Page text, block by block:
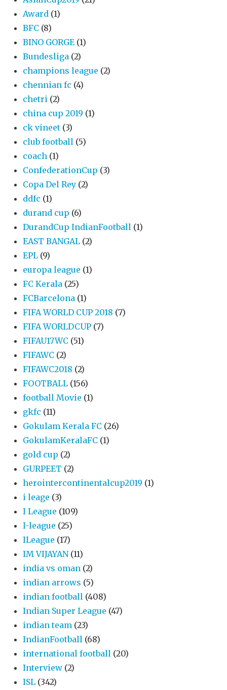
Award (1)
BFC (8)
BINO GORGE (1)
Bundesliga (2)
champions league (2)
chennian fc (4)
chetri (2)
china cup 2019 (1)
ck vineet (3)
club football (5)
coach (1)
ConfederationCup (3)
Copa Del Rey (2)
ddfc (1)
durand cup (6)
DurandCup IndianFootball (1)
EAST BANGAL (2)
EPL (9)
europa league (1)
FC Kerala (25)
FCBarcelona (1)
FIFA WORLD CUP 2018 (7)
FIFA WORLDCUP (7)
FIFAU17WC (51)
FIFAWC (2)
FIFAWC2018 (2)
FOOTBALL (156)
football Movie (1)
gkfc (11)
Gokulam Kerala FC (26)
GokulamKeralaFC (1)
gold cup (2)
GURPEET (2)
herointercontinentalcup2019 (1)
i leage (3)
I League (109)
I-league (25)
ILeague (17)
IM VIJAYAN (11)
india vs oman (2)
indian arrows (5)
indian football (408)
Indian Super League (47)
indian team (23)
IndianFootball (68)
international football (20)
Interview (2)
ISL (342)